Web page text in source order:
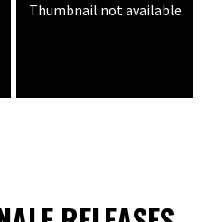
Thumbnail not available